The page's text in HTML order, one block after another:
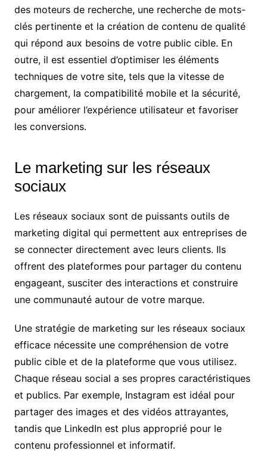
des moteurs de recherche, une recherche de mots-
clés pertinente et la création de contenu de qualité
qui répond aux besoins de votre public cible. En
outre, il est essentiel d’optimiser les éléments
techniques de votre site, tels que la vitesse de
chargement, la compatibilité mobile et la sécurité,
pour améliorer l’expérience utilisateur et favoriser
les conversions.
Le marketing sur les réseaux
sociaux
Les réseaux sociaux sont de puissants outils de
marketing digital qui permettent aux entreprises de
se connecter directement avec leurs clients. Ils
offrent des plateformes pour partager du contenu
engageant, susciter des interactions et construire
une communauté autour de votre marque.
Une stratégie de marketing sur les réseaux sociaux
efficace nécessite une compréhension de votre
public cible et de la plateforme que vous utilisez.
Chaque réseau social a ses propres caractéristiques
et publics. Par exemple, Instagram est idéal pour
partager des images et des vidéos attrayantes,
tandis que LinkedIn est plus approprié pour le
contenu professionnel et informatif.